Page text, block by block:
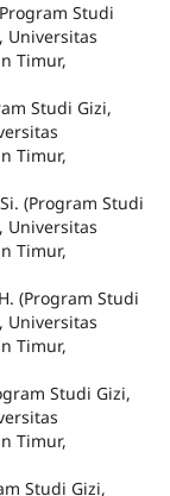
Studi
Universitas
Timur,
Studi Gizi,
Timur,
(Program Studi
Universitas
Timur,
(Program Studi
Universitas
Timur,
Studi Gizi,
Timur,
Studi Gizi,